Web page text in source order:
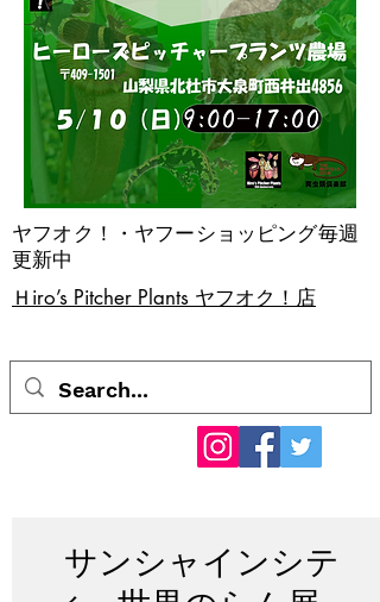
​Ｈiro’s Pitcher Plants ヤフオク！店
ヤフオク！・ヤフーショッピング毎週
更新中
サンシャインシテ